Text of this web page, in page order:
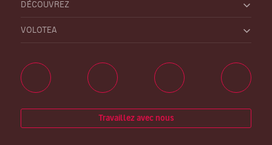
DÉCOUVREZ
VOLOTEA
Travaillez avec nous